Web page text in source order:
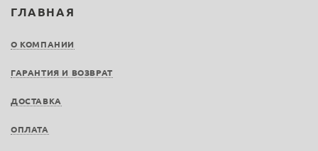
ГЛАВНАЯ
О КОМПАНИИ
ГАРАНТИЯ И ВОЗВРАТ
ДОСТАВКА
ОПЛАТА